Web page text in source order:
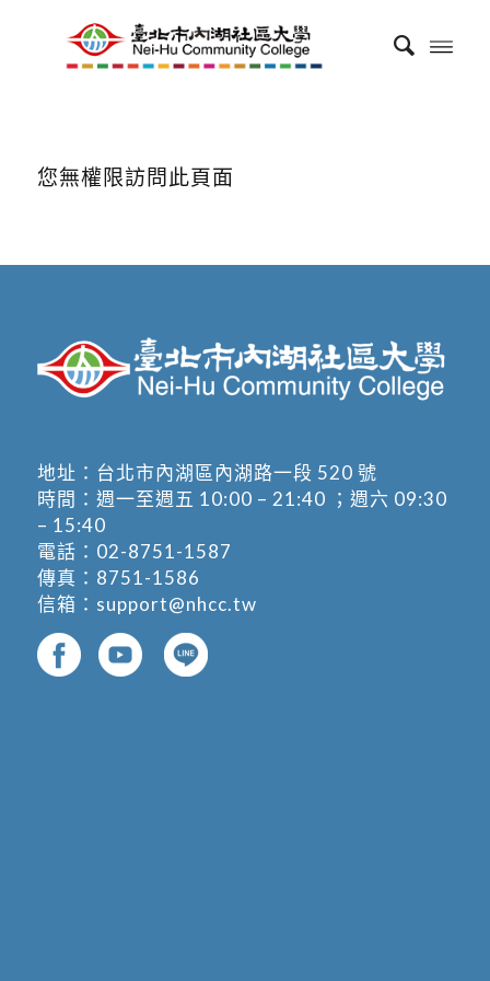
您無權限訪問此頁面
地址： 台北市內湖區內湖路一段 520 號
時間：週一至週五 10:00 – 21:40 ；週六 09:30
– 15:40
電話： 02-8751-1587
傳真：8751-1586
信箱： support@nhcc.tw